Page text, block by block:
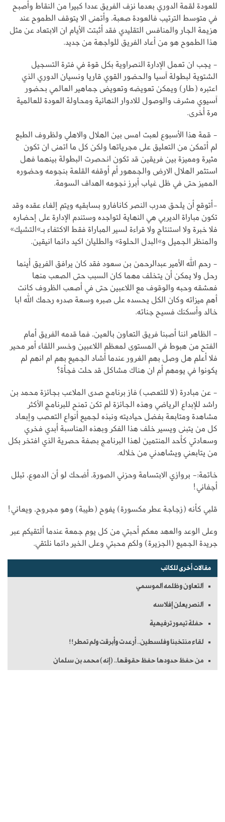
للعودة لقمة الدوري بعدما نزف الفريق عددا كبيرا من النقاط وأصبح
في متوسط الترتيب فالعودة صعبة، وأتمنى الا يتوقف الطموح عند
هزيمة الجار والمنافس التقليدي فقد أثبتت الأيام ان الابتعاد عن مثل
هذا الطموح هو من أعاد الفريق للواجهة من جديد.
- يجب ان تعمل الإدارة النصراوية بكل قوة في فترة التسجيل
الشتوية لبطولة آسيا والحضور القوي قاريا ونسيان الدوري الذي
اعتبره (طار) ويمكن تعويضه وتعويض جماهير العالمي بحضور
آسيوي مشرف والوصول للادوار النهائية ومحاولة العودة للعالمية
مرة أخرى.
- قمة هذا الأسبوع لعبت امس بين الهلال والاهلي ولظروف الطبع
لم أتمكن من التعليق على مجرياتها ولكن كل ما اتمنى ان تكون
مثيرة ومميزة بين فريقين قد تكون انحصرت البطولة بينهما فهل
استثمر الهلال الارض والجمهور أم أوقفه القلعة بنجومه وحضوره
المميز حتى في ظل غياب أبرز نجومه الهداف السومة.
-أتوقع أن يلحق مدرب النصر كانافارو بسابقيه ويتم إلغاء عقده وقد
تكون مباراة الديربي هي النهاية لتواجده وستندم الإدارة على إحضاره
فلا خبرة ولا استنتاج ولا قراءة لسير المباراة فقط الاكتفاء بـ»التشيك»
والمنظر الجميل و»البدل الحلوة» والطليان اكيد دائما انيقين.
- رحم الله الأمير عبدالرحمن بن سعود فقد كان يرافق الفريق أينما
رحل ولا يمكن أن يتخلف مهما كان السبب حتى الصعب منها
فعشقه وحبه والوقوف مع اللاعبين حتى في أصعب الظروف كانت
أهم ميزاته وكان الكل يحسده على صبره وسعة صدره رحمك الله ابا
خالد وأسكنك فسيح جناته.
- الظاهر اننا أصبنا فريق التعاون بالعين، فما قدمه الفريق أمام
الفتح من هبوط في المستوى لمعظم اللاعبين وخسر اللقاء أمر محير
فلا أعلم هل وصل بهم الغرور عندما أشاد الجميع بهم ام انهم لم
يكونوا في يومهم أم ان هناك مشاكل قد حلت فجأة؟
- عن مبادرة (لا للتعصب) فاز برنامج صدى الملاعب بجائزة محمد بن
راشد للإبداع الرياضي وهذه الجائزة لم تكن تمنح للبرنامج الأكثر
مشاهدة ومتابعة بفضل حياديته ونبذه لجميع أنواع التعصب وإبعاد
كل من يتبنى ويسير خلف هذا الفكر وبهذه المناسبة أبدي فخري
وسعادتي كأحد المنتمين لهذا البرنامج بصفة حصرية الذي افتخر بكل
من يتابعني ويشاهدني من خلاله.
خاتمة:- بروازي الابتسامة وحزني الصورة، أضحك لو أن الدموع، تبلل
أجفاني!
قلبي كأنه (زجاجة عطر مكسورة) يفوح (طيبة) وهو مجروح، ويعاني!
وعلى الوعد والعهد معكم أحبتي من كل يوم جمعة عندما ألتقيكم عبر
جريدة الجميع (الجزيرة) ولكم محبتي وعلى الخير دائما نلتقي.
مقالات أخرى للكاتب
التعاون وظلمه الموسمي
النصر يعلن إفلاسه
حفلة تيمور ترفيهية
لقاء منتخبنا وفلسطين.. أرعدت وأبرقت ولم تمطر!!
من حفظ حدودها حفظ حقوقها.. (إنه) محمد بن سلمان